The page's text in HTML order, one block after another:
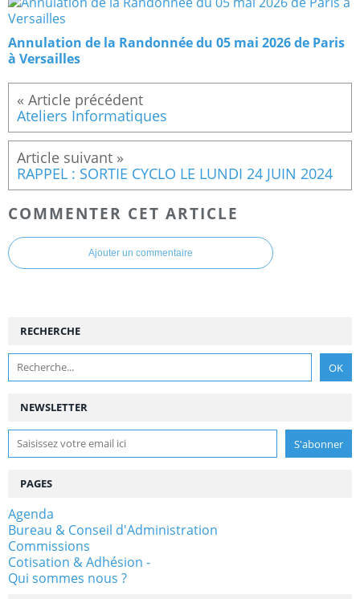
Annulation de la Randonnée du 05 mai 2026 de Paris
à Versailles
Ateliers Informatiques
RAPPEL : SORTIE CYCLO LE LUNDI 24 JUIN 2024
COMMENTER CET ARTICLE
Ajouter un commentaire
NEWSLETTER
RECHERCHE
PAGES
Agenda
Bureau & Conseil d'Administration
Commissions
Cotisation & Adhésion -
Qui sommes nous ?